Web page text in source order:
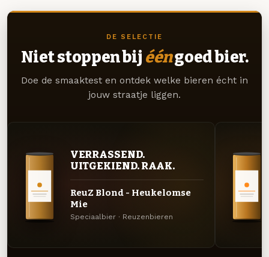
DE SELECTIE
Niet stoppen bij ééngoed bier.
Doe de smaaktest en ontdek welke bieren écht in
jouw straatje liggen.
VERRASSEND.
UITGEKIEND. RAAK.
ReuZ Blond - Heukelomse
Mie
Speciaalbier · Reuzenbieren